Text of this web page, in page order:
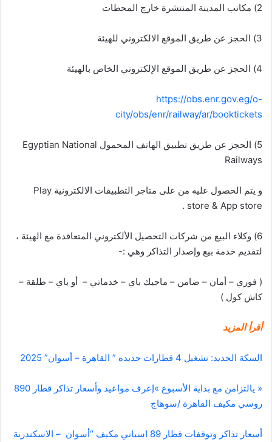
2) مكاتب المدينة المنتشرة خارج المحطات
3) الحجز عن طريق الموقع الالكتروني للهيئة
4) الحجز عن طريق الموقع الإلكتروني الخاص بالهيئة
https://obs.enr.gov.eg/o-
city/obs/enr/railway/ar/booktickets
5) الحجز عن طريق تطبيق الهاتف المحمول Egyptian National
Railways
و يتم الحصول عليه من على متاجر التطبيقات الالكترونية Play
store & App store .
6) وكلاء البيع من شركات التحصيل الألكتروني المتعاقدة مع الهيئة ،
لتقديم خدمة بيع وإصدار التذاكر وهي :-
( فوري – أمان – ضامن – ماجيك باي – خدماتي – أو باي – طلقة –
كاش كول )
أقرأ المزيد
السكة الحديد: تشغيل 4 قطارات جديده ” القاهرة – أسوان” 2025
« يالتزامن مع بداية الأسبوع »إعرف مواعيد وأسعار تذاكر قطار 890
روسي مكيف القاهرة /سوهاج
أسعار تذاكر وتوقفات قطار 89 اسباني مكيف “أسوان – الاسكندرية